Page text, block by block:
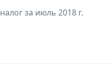
налог за июль 2018 г.